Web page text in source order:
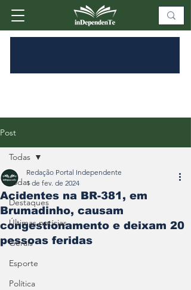
Post
Todas
Destaques
Últimas notícias
Gerais
Esporte
Política
Todas
Acidentes na BR-381, em
Brumadinho, causam
congestionamento e deixam 20
pessoas feridas
Redação Portal Independente
1 de fev. de 2024